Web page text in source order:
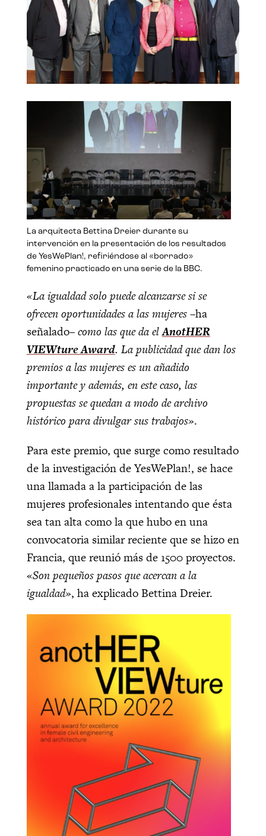
La arquitecta Bettina Dreier durante su
intervención en la presentación de los resultados
de YesWePlan!, refiriéndose al «borrado»
femenino practicado en una serie de la BBC.
«La igualdad solo puede alcanzarse si se
ofrecen oportunidades a las mujeres –ha
señalado– como las que da elAnotHER
VIEWture Award. La publicidad que dan los
premios a las mujeres es un añadido
importante y además, en este caso, las
propuestas se quedan a modo de archivo
histórico para divulgar sustrabajos».
Para este premio, que surge como resultado
de la investigación de YesWePlan!, se hace
una llamada a la participación de las
mujeres profesionales intentando que ésta
sea tan alta como la que hubo en una
convocatoria similar reciente que se hizo en
Francia, que reunió más de 1500 proyectos.
«Son pequeños pasos que acercan a la
igualdad», ha explicado Bettina Dreier.